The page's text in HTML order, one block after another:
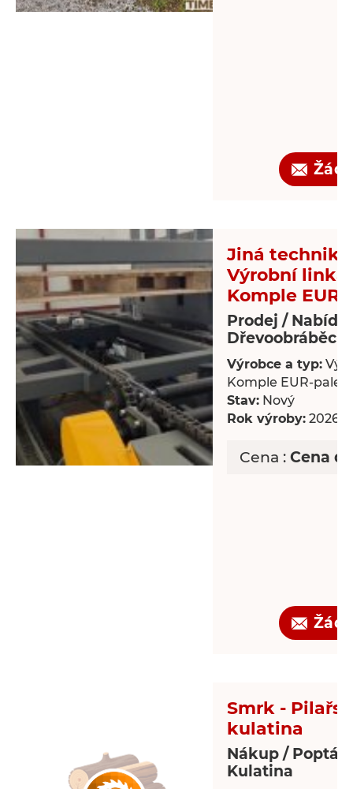
Jiná technika
Výrobní linka
Komple
Prodej /
Dřevoobráběcí
Výrobce a typ:
Komple EUR-palet
Stav: Nový
Rok výroby: 2026
Cena : Cena
Smrk -
kulatina
Nákup /
Kulatina